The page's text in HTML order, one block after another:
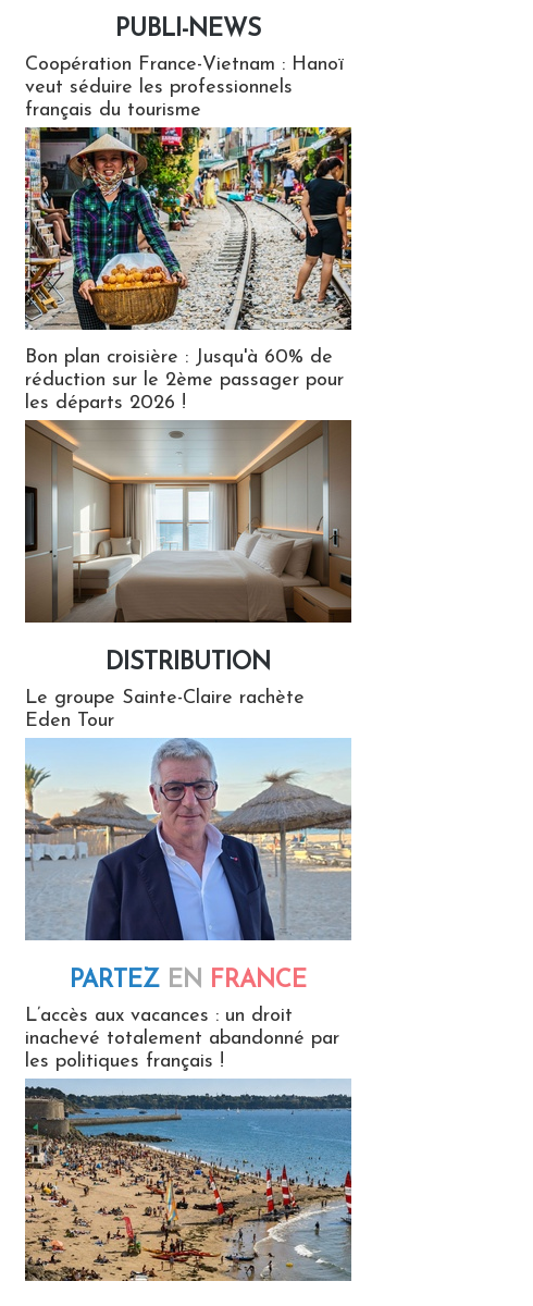
PUBLI-NEWS
Coopération France-Vietnam : Hanoï
veut séduire les professionnels
français du tourisme
Bon plan croisière : Jusqu'à 60% de
réduction sur le 2ème passager pour
les départs 2026 !
DISTRIBUTION
Le groupe Sainte-Claire rachète
Eden Tour
PARTEZ EN FRANCE
L’accès aux vacances : un droit
inachevé totalement abandonné par
les politiques français !